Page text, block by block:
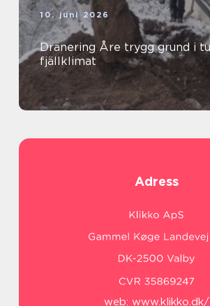
10. juni 2026
Dränering Åre trygg grund i tufft
fjällklimat
Adress
web: www.klikko.dk/